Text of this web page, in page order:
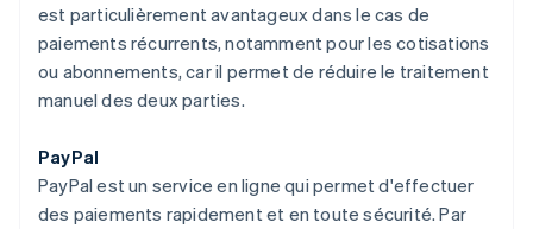
est particulièrement avantageux dans le cas de
paiements récurrents, notamment pour les cotisations
ou abonnements, car il permet de réduire le traitement
manuel des deux parties.
PayPal
PayPal est un service en ligne qui permet d'effectuer
des paiements rapidement et en toute sécurité. Par